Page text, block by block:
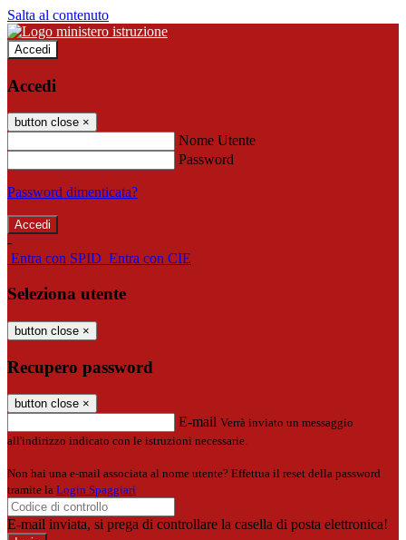
Salta al contenuto
Accedi
Accedi
button close ×
Nome Utente
Password
Password dimenticata?
-
Entra con SPID Entra con CIE
Seleziona utente
button close ×
Recupero password
button close ×
E-mail Verrà inviato un messaggio
all'indirizzo indicato con le istruzioni necessarie.
Non hai una e-mail associata al nome utente? Effettua il reset della password
tramite la Login Spaggiari
E-mail inviata, si prega di controllare la casella di posta elettronica!